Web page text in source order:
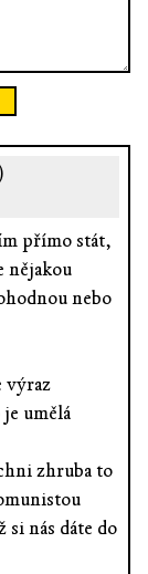
přímo stát,
nějakou
nebo
výraz
umělá
zhruba to
nás dáte do